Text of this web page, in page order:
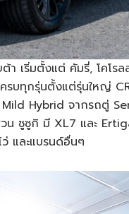
เริ่มตั้งแต่ คัมรี่, โคโรล
รบทุกรุ่นตั้งแต่รุ่นใหญ่
Hybrid จากรถตู่
น ซูซูกิ มี XL7 และ
ว่ และแบรนด์อื่นๆ